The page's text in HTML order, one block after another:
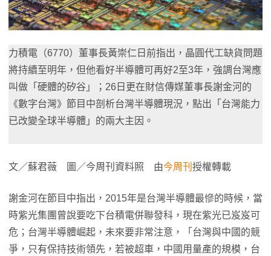
力積電（6770）董事長黃崇仁日前指出，晶圓代工缺貨問題
將持續至明年，但他看好半導體可再好2至3年，強調台灣應
叫做「硬體的矽谷」；26日更在財信傳媒董事長謝金河的
《數字台灣》節目中剖析台灣半導體現況，點出「台灣能力
已改變全球半導體」的兩大主因。
文／蘇君薇 圖／今周刊資料照 由今周刊 授權轉載
謝金河在節目中指出，2015年是台灣半導體最慘的時候，當
時紫光集團曾說要吃下台積電併聯發科，現在紫光已岌岌可
危；台灣半導體崛起，未來要非常注意，「台灣與中國的競
爭，只有保持技術領先，若被超車，中國用量產的規模，台